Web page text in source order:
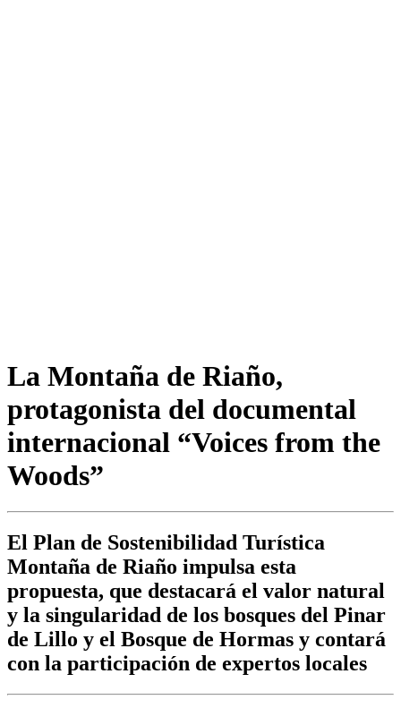
La Montaña de Riaño,
protagonista del documental
internacional “Voices from the
Woods”
El Plan de Sostenibilidad Turística
Montaña de Riaño impulsa esta
propuesta, que destacará el valor natural
y la singularidad de los bosques del Pinar
de Lillo y el Bosque de Hormas y contará
con la participación de expertos locales